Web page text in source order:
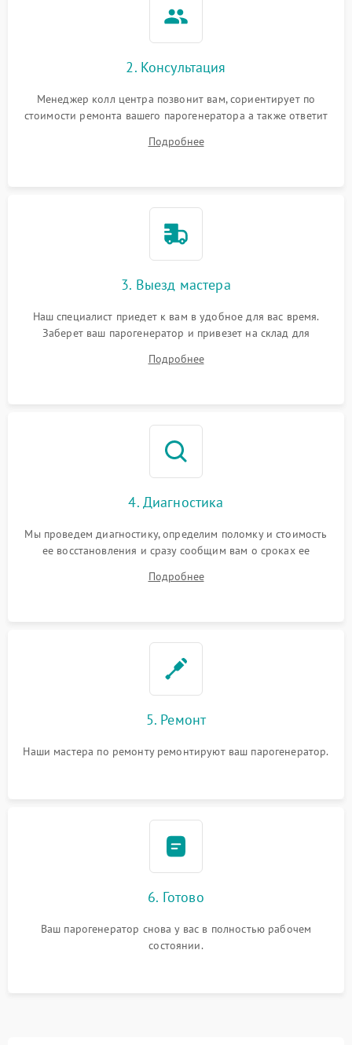
2. Консультация
Менеджер колл центра позвонит вам, сориентирует по
стоимости ремонта вашего парогенератора а также ответит
Подробнее
3. Выезд мастера
Наш специалист приедет к вам в удобное для вас время.
Заберет ваш парогенератор и привезет на склад для
Подробнее
4. Диагностика
Мы проведем диагностику, определим поломку и стоимость
ее восстановления и сразу сообщим вам о сроках ее
Подробнее
5. Ремонт
Наши мастера по ремонту ремонтируют ваш парогенератор.
6. Готово
Ваш парогенератор снова у вас в полностью рабочем
состоянии.